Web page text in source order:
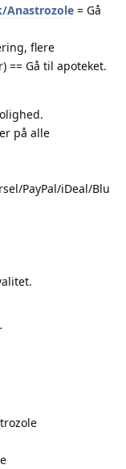
= Gå
flere
== Gå til apoteket.
på alle
PayPal/iDeal/Blu